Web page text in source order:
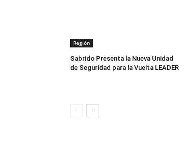
Región
Sabrido Presenta la Nueva Unidad
de Seguridad para la Vuelta LEADER